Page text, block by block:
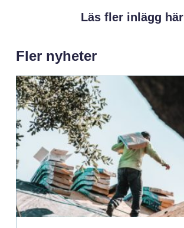
Läs fler inlägg här
Fler nyheter